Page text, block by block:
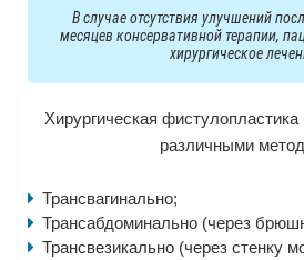
В случае отсутствия улучшений
месяцев консервативной терапии,
хирургическое
Хирургическая
различными
Трансвагинально;
Трансабдоминально (через
Трансвезикально (через стенку